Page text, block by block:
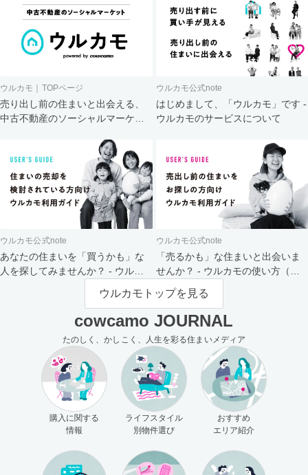
ウルカモ｜TOPページ
売り出し前の住まいと出会える、
中古不動産のソーシャルマーケッ
ウルカモ公式note
はじめまして、「ウルカモ」です -
ウルカモのサービスについて
ウルカモ公式note
あなたの住まいを「買うかも」な
人を探してみませんか？ - ウルカ
ウルカモ公式note
「売るかも」な住まいと出会いま
せんか？ - ウルカモの使い方（買
主さま向け）
ウルカモトップを見る
cowcamo JOURNAL
たのしく、かしこく、人生を彩る住まいメディア
購入に関する
情報
ライフスタイル
別物件選び
おすすめ
エリア紹介